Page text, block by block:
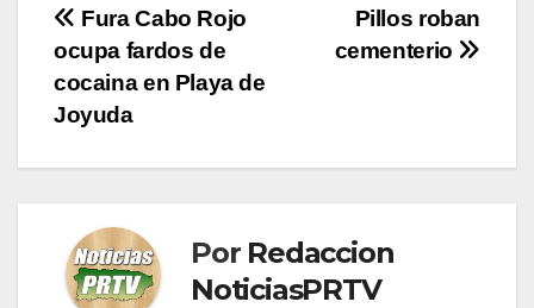
Navegación
de
entradas
Pillos roban
cementerio
Fura Cabo Rojo
ocupa fardos de
cocaina en Playa de
Joyuda
Por Redaccion
NoticiasPRTV